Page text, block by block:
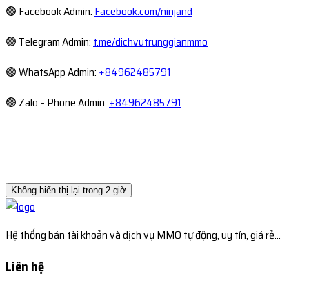
🟢 Facebook Admin: Facebook.com/ninjand
🟢 Telegram Admin: t.me/dichvutrunggianmmo
🟢 WhatsApp Admin: +84962485791
🟢 Zalo – Phone Admin: +84962485791
Không hiển thị lại trong 2 giờ
Hệ thống bán tài khoản và dịch vụ MMO tự động, uy tín, giá rẻ...
Liên hệ